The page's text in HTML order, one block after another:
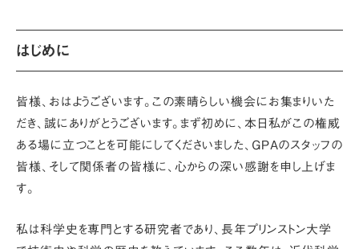
はじめに
皆様、おはようございます。この素晴らしい機会にお集まりいた
だき、誠にありがとうございます。まず初めに、本日私がこの権威
ある場に立つことを可能にしてくださいました、GPAのスタッフの
皆様、そして関係者の皆様に、心からの深い感謝を申し上げま
す。
私は科学史を専門とする研究者であり、長年プリンストン大学